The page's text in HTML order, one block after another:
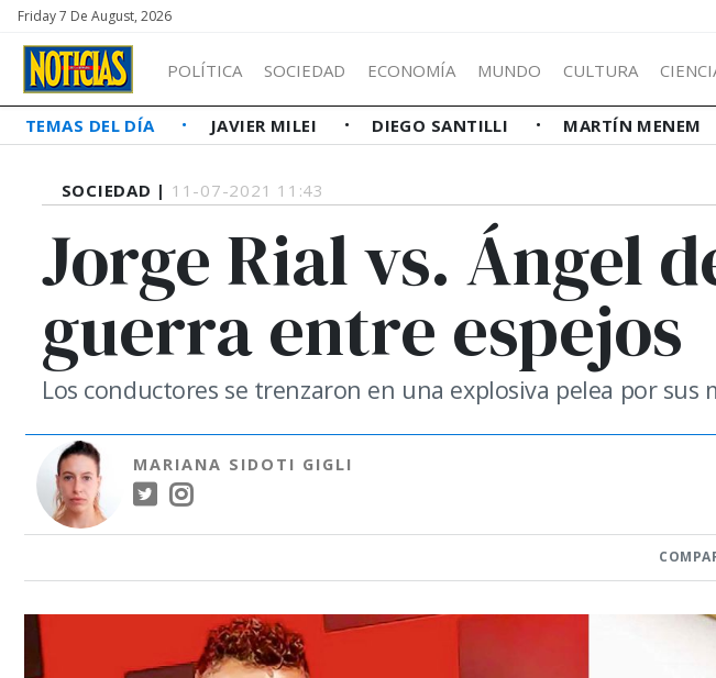
Friday 7 De August, 2026
POLÍTICA SOCIEDAD ECONOMÍA MUNDO CULTURA
TEMAS DEL DÍA JAVIER MILEI DIEGO SANTILLI MARTÍN MENEM
SOCIEDAD | 11-07-2021 11:43
Jorge Rial vs. Ángel
guerra entre espejos
Los conductores se trenzaron en una explosiva pelea por sus
MARIANA SIDOTI GIGLI